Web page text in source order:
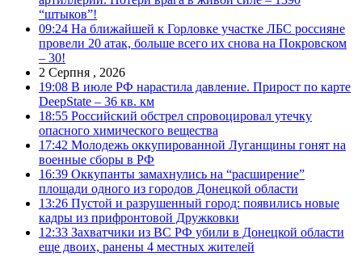
“штыков”!
09:24 На ближайшей к Горловке участке ЛБС россияне
провели 20 атак, больше всего их снова на Покровском
– 30!
2 Серпня , 2026
19:08 В июле РФ нарастила давление. Прирост по карте
DeepState – 36 кв. км
18:55 Российский обстрел спровоцировал утечку
опасного химического вещества
17:42 Молодежь оккупированной Луганщины гонят на
военные сборы в РФ
16:39 Оккупанты замахнулись на “расширение”
площади одного из городов Донецкой области
13:26 Пустой и разрушенный город: появились новые
кадры из прифронтовой Дружковки
12:33 Захватчики из ВС РФ убили в Донецкой области
еще двоих, ранены 4 местных жителей